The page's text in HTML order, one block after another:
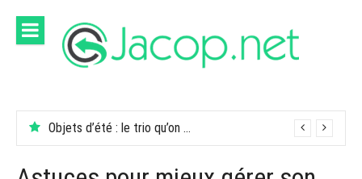
contenu
Objets d’été : le trio qu’on garde dans son sac